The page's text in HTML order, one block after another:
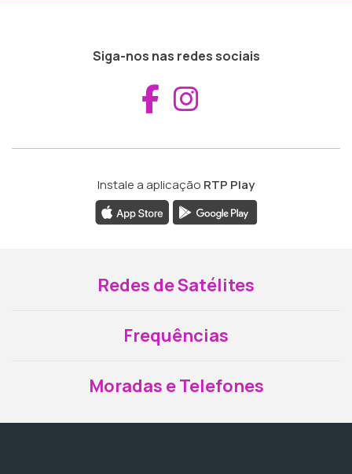
Siga-nos nas redes sociais
Aceder ao
Instale a aplicação RTP Play
Redes de Satélites
Frequências
Moradas e Telefones